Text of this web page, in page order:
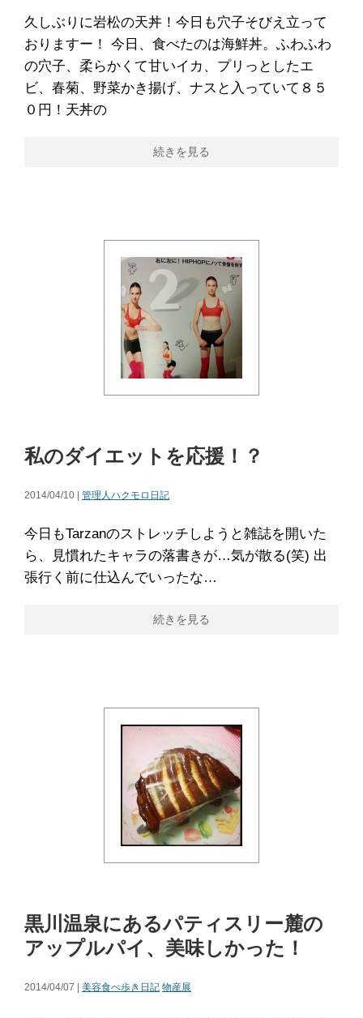
久しぶりに岩松の天丼！今日も穴子そびえ立って
おりますー！ 今日、食べたのは海鮮丼。ふわふわ
の穴子、柔らかくて甘いイカ、プリっとしたエ
ビ、春菊、野菜かき揚げ、ナスと入っていて８５
０円！天丼の
続きを見る
私のダイエットを応援！？
2014/04/10 | 管理人ハクモロ日記
今日もTarzanのストレッチしようと雑誌を開いた
ら、見慣れたキャラの落書きが…気が散る(笑) 出
張行く前に仕込んでいったな…
続きを見る
黒川温泉にあるパティスリー麓の
アップルパイ、美味しかった！
2014/04/07 | 美容食べ歩き日記 物産展